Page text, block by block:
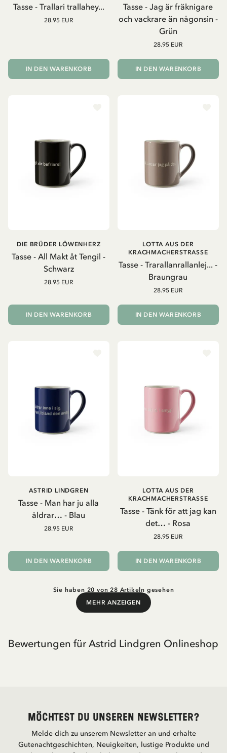
Tasse - Trallari trallahey...
28.95 EUR
IN DEN WARENKORB
Tasse - Jag är fräknigare
och vackrare än någonsin -
Grün
28.95 EUR
IN DEN WARENKORB
Tasse - All Makt åt Tengil -
Schwarz
DIE BRÜDER LÖWENHERZ
28.95 EUR
IN DEN WARENKORB
Tasse - Trarallanrallanlej... -
Braungrau
LOTTA AUS DER
KRACHMACHERSTRASSE
28.95 EUR
IN DEN WARENKORB
Tasse - Man har ju alla
åldrar… - Blau
ASTRID LINDGREN
28.95 EUR
IN DEN WARENKORB
Tasse - Tänk för att jag kan
det… - Rosa
LOTTA AUS DER
KRACHMACHERSTRASSE
28.95 EUR
IN DEN WARENKORB
Sie haben 20 von 28 Artikeln gesehen
MEHR ANZEIGEN
Mehr anzeigen
Bewertungen für Astrid Lindgren Onlineshop
Möchtest du unseren Newsletter?
Melde dich zu unserem Newsletter an und erhalte
Gutenachtgeschichten, Neuigkeiten, lustige Produkte und